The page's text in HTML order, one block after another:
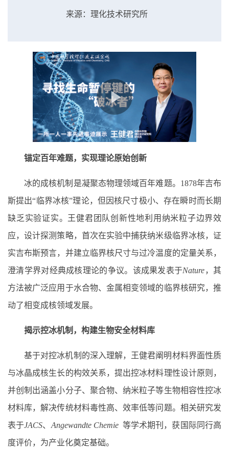
来源：理化技术研究所
锚定百年难题，实现理论原始创新
冰的成核机制是凝聚态物理领域百年难题。1878年吉布
斯提出“临界冰核”理论，但因核尺寸极小、存在瞬时而长期
缺乏实验证实。王健君团队创新性地利用纳米粒子边界效
应，设计探测策略，首次在实验中捕获纳米级临界冰核，证
实吉布斯预言，并建立临界核尺寸与过冷温度的定量关系，
澄清学界对经典成核理论的争议。该成果发表于Nature，其
方法被广泛应用于水合物、金属相变领域的临界核研究，推
动了相变成核领域发展。
揭示控冰机制，构建生物安全材料库
基于对控冰机制的深入理解，王健君阐明材料界面性质
与冰晶成核生长的构效关系，提出控冰材料理性设计原则，
并创制出涵盖小分子、聚合物、纳米粒子等生物相容性控冰
材料库，解决传统材料毒性高、效率低等问题。相关研究发
表于JACS、 Angewandte Chemie 等学术期刊，获国际同行高
度评价，为产业化奠定基础。